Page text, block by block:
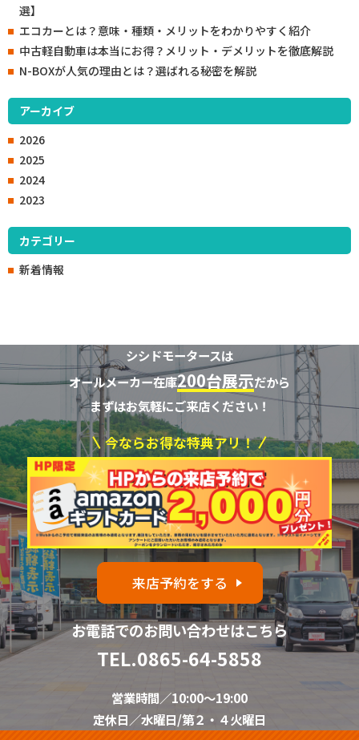
選】
エコカーとは？意味・種類・メリットをわかりやすく紹介
中古軽自動車は本当にお得？メリット・デメリットを徹底解説
N-BOXが人気の理由とは？選ばれる秘密を解説
アーカイブ
2026
2025
2024
2023
カテゴリー
新着情報
シシドモータースは
オールメーカー在庫200台展示だから
まずはお気軽にご来店ください！
今ならお得な特典アリ！
来店予約をする
お電話でのお問い合わせはこちら
TEL.0865-64-5858
営業時間／10:00～19:00
定休日／水曜日/第２・４火曜日